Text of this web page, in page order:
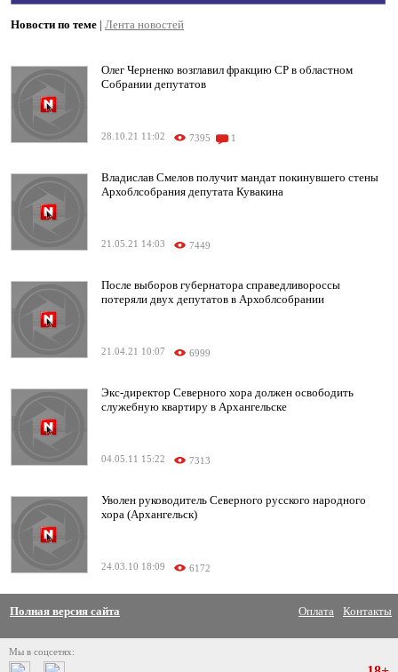
Новости по теме | Лента новостей
Олег Черненко возглавил фракцию СР в областном
Собрании депутатов
28.10.21 11:02 7395 1
Владислав Смелов получит мандат покинувшего стены
Архоблсобрания депутата Кувакина
21.05.21 14:03 7449
После выборов губернатора справедливороссы
потеряли двух депутатов в Архоблсобрании
21.04.21 10:07 6999
Экс-директор Северного хора должен освободить
служебную квартиру в Архангельске
04.05.11 15:22 7313
Уволен руководитель Северного русского народного
хора (Архангельск)
24.03.10 18:09 6172
Полная версия сайта Оплата Контакты
Мы в соцсетях: